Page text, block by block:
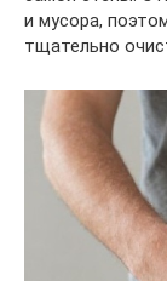
и мусора,
тщательно